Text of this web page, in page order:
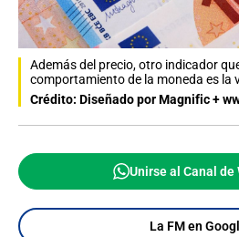
Además del precio, otro indicador
comportamiento de la moneda es la
Crédito: Diseñado por Magnific +
Unirse al Canal de
La FM en